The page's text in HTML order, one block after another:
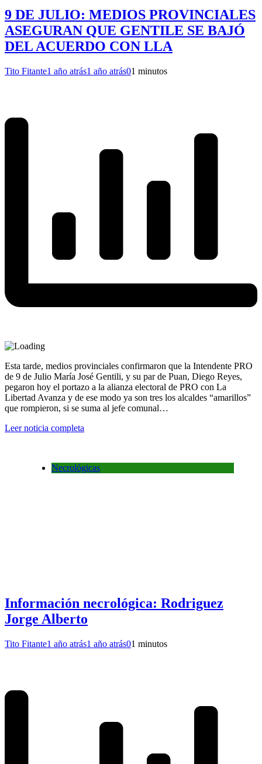
9 DE JULIO: MEDIOS PROVINCIALES
ASEGURAN QUE GENTILE SE BAJÓ
DEL ACUERDO CON LLA
Tito Fitante1 año atrás1 año atrás01 minutos
Esta tarde, medios provinciales confirmaron que la Intendente PRO
de 9 de Julio María José Gentili, y su par de Puan, Diego Reyes,
pegaron hoy el portazo a la alianza electoral de PRO con La
Libertad Avanza y de ese modo ya son tres los alcaldes “amarillos”
que rompieron, si se suma al jefe comunal…
Leer noticia completa
Necrológicas
Información necrológica: Rodriguez
Jorge Alberto
Tito Fitante1 año atrás1 año atrás01 minutos